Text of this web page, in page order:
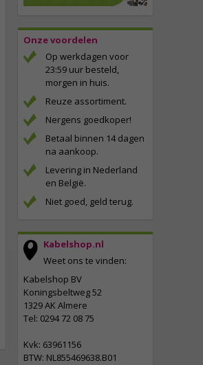
Onze voordelen
Op werkdagen voor
23:59 uur besteld,
morgen in huis.
Reuze assortiment.
Nergens goedkoper!
Betaal binnen 14 dagen
na aankoop.
Levering in Nederland
en België.
Niet goed, geld terug.
Kabelshop.nl
Weet ons te vinden:
Kabelshop BV
Koningsbeltweg 52
1329 AK Almere
Tel: 0294 72 08 75
Kvk: 63961156
BTW: NL855469638.B01